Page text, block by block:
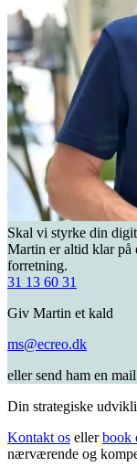
Skal vi styrke din
Martin er altid klar på
forretning.
31 13 60 31
Giv Martin et kald
ms@ecreo.dk
eller send ham en mail
Din strategiske
Kontakt os ellerbook
nærværende og